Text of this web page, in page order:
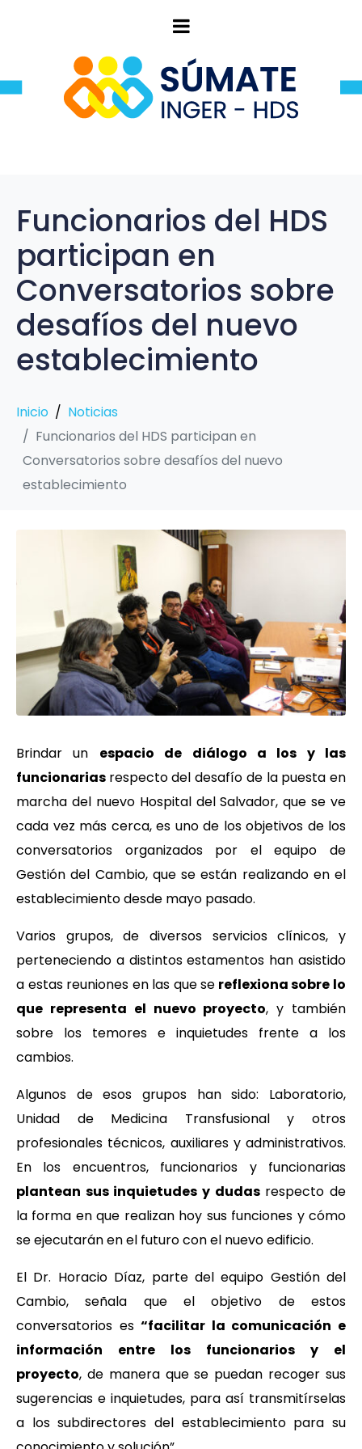
Funcionarios del HDS
participan en
Conversatorios sobre
desafíos del nuevo
establecimiento
Inicio
Noticias
Funcionarios del HDS participan en
Conversatorios sobre desafíos del nuevo
establecimiento
Brindar un espacio de diálogo a los y las
funcionarias respecto del desafío de la puesta en
marcha del nuevo Hospital del Salvador, que se ve
cada vez más cerca, es uno de los objetivos de los
conversatorios organizados por el equipo de
Gestión del Cambio, que se están realizando en el
establecimiento desde mayo pasado.
Varios grupos, de diversos servicios clínicos, y
perteneciendo a distintos estamentos han asistido
a estas reuniones en las que se reflexiona sobre lo
que representa el nuevo proyecto, y también
sobre los temores e inquietudes frente a los
cambios.
Algunos de esos grupos han sido: Laboratorio,
Unidad de Medicina Transfusional y otros
profesionales técnicos, auxiliares y administrativos.
En los encuentros, funcionarios y funcionarias
plantean sus inquietudes y dudasrespecto de
la forma en que realizan hoy sus funciones y cómo
se ejecutarán en el futuro con el nuevo edificio.
El Dr. Horacio Díaz, parte del equipo Gestión del
Cambio, señala que el objetivo de estos
conversatorios es“facilitar la comunicación e
información entre los funcionarios y el
proyecto, de manera que se puedan recoger sus
sugerencias e inquietudes, para así transmitírselas
a los subdirectores del establecimiento para su